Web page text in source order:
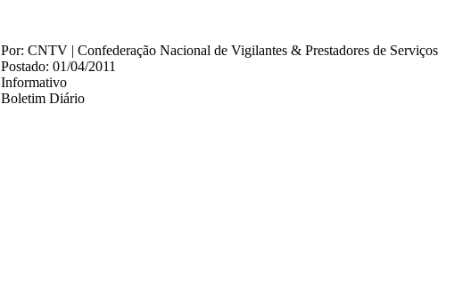
Por: CNTV | Confederação Nacional de Vigilantes & Prestadores de Serviços
Postado: 01/04/2011
Informativo
Boletim Diário